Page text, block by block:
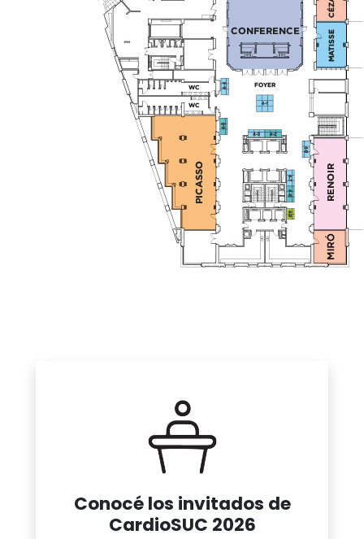
Conocé los invitados de
CardioSUC 2026